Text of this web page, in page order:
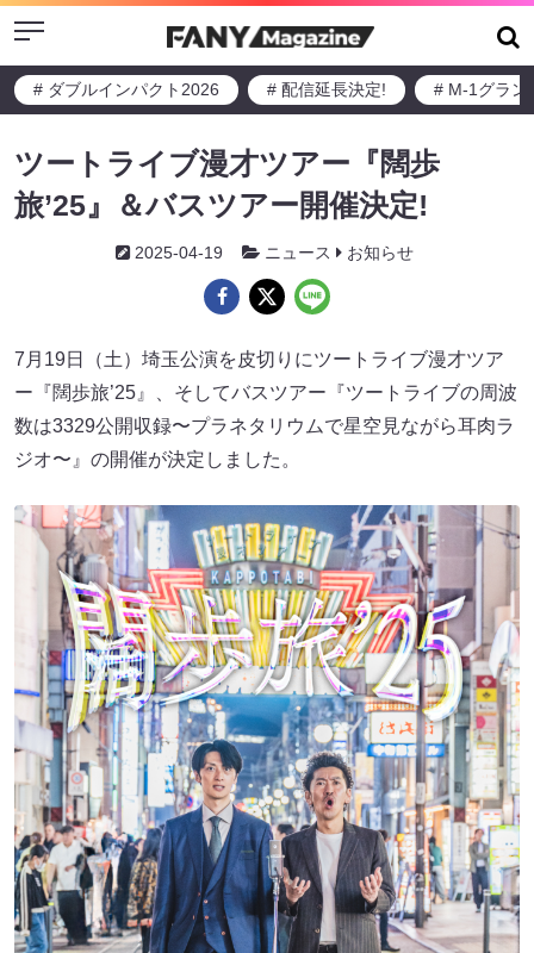
Menu
# ダブルインパクト2026 # 配信延長決定! # M-1グラン
ツートライブ漫才ツアー『闊歩
旅’25』＆バスツアー開催決定!
2025-04-19 ニュース お知らせ
7月19日（土）埼玉公演を皮切りにツートライブ漫才ツア
ー『闊歩旅’25』、そしてバスツアー『ツートライブの周波
数は3329公開収録〜プラネタリウムで星空見ながら耳肉ラ
ジオ〜』の開催が決定しました。